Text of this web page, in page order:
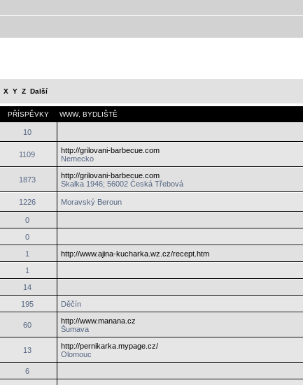
X Y Z Další
PŘÍSPĚVKY WWW, BYDLIŠTĚ
10
1109
http://grilovani-barbecue.com
Nemecko
1873
http://grilovani-barbecue.com
Skalka 1946; 56002 Česká Třebová
1226 Moravský Beroun
0
0
1 http://www.ajina-kucharka.wz.cz/recept.htm
1
14
195 Děčín
60
http://www.manana.cz
Šumava
13
http://pernikarka.mypage.cz/
Olomouc
6